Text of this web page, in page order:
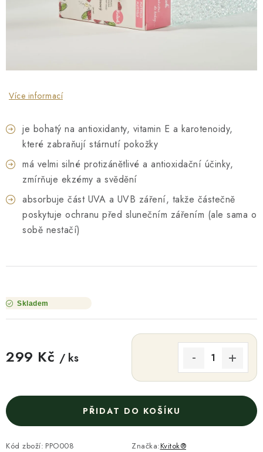
Více informací
je bohatý na antioxidanty, vitamin E a karotenoidy,
které zabraňují stárnutí pokožky
má velmi silné protizánětlivé a antioxidační účinky,
zmírňuje ekzémy a svědění
absorbuje část UVA a UVB záření, takže částečně
poskytuje ochranu před slunečním zářením (ale sama o
sobě nestačí)
Skladem
299 Kč / ks
PŘIDAT DO KOŠÍKU
Kód zboží: PPO008 Značka:Kvitok®